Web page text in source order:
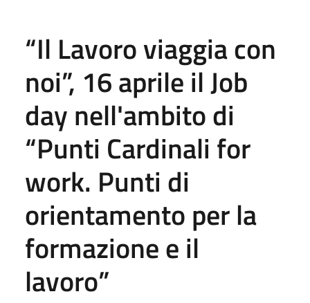
“Il Lavoro viaggia con
noi”, 16 aprile il Job
day nell'ambito di
“Punti Cardinali for
work. Punti di
orientamento per la
formazione e il
lavoro”